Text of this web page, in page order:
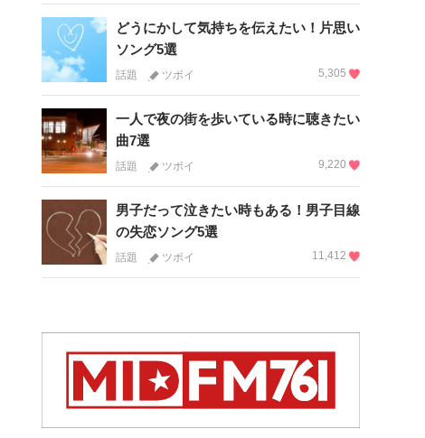
どうにかして気持ちを伝えたい！片思い
ソング5選
話題 ツボイ 5,305
一人で夜の街を歩いている時に聴きたい
曲7選
話題 ツボイ 9,220
男子だって泣きたい時もある！男子目線
の失恋ソング5選
話題 ツボイ 11,412